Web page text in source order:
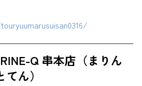
Q 串本店（まりん
ん）